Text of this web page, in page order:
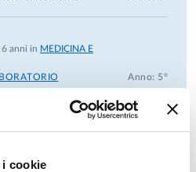
cookie
6 anni in MEDICINA E
Anno: 5°